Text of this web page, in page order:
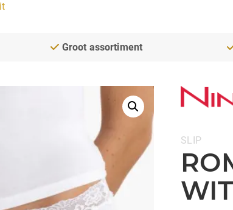
Groot assortiment
Categorie:
SLIP
WIT